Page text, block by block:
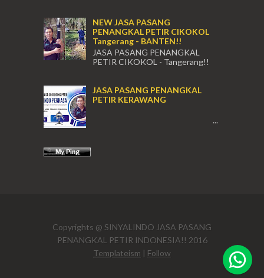
NEW JASA PASANG
PENANGKAL PETIR CIKOKOL
Tangerang - BANTEN!!
JASA PASANG PENANGKAL
PETIR CIKOKOL - Tangerang!!
CIKOKOL TANGERANG ...
JASA PASANG PENANGKAL
PETIR KERAWANG
...
Copyrights @ SINYALINDO JASA PASANG
PENANGKAL PETIR INDONESIA!! 2016
Templateism | Follow